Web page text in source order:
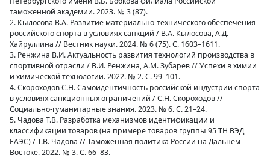
таможенной академии. 2023. № 3 (87).
2. Кылосова В.А. Развитие материально-технического обеспечения
российского спорта в условиях санкций / В.А. Кылосова, А.Д.
Хайруллина // Вестник науки. 2024. № 6 (75). С. 1603–1611.
3. Ренжина В.И. Актуальность развития технологий производства в
спортивной отрасли / В.И. Ренжина, А.М. Зубарев // Успехи в химии
и химической технологии. 2022. № 2. С. 99–101.
4. Скороходов С.Н. Самоидентичность российской индустрии спорта
в условиях санкционных ограничений / С.Н. Скороходов //
Социально-гуманитарные знания. 2023. № 6. С. 21–24.
5. Чадова Т.В. Разработка механизмов идентификации и
классификации товаров (на примере товаров группы 95 ТН ВЭД
ЕАЭС) / Т.В. Чадова // Таможенная политика России на Дальнем
Востоке. 2022. № 3. С. 66–83.